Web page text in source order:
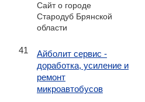
Сайт о городе
Стародуб Брянской
области
41
Айболит сервис -
доработка, усиление и
ремонт
микроавтобусов